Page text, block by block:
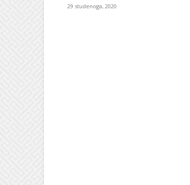
29 studenoga, 2020